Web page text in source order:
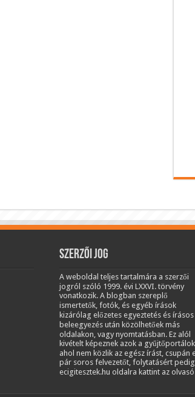
Szerzői jog
A weboldal teljes tartalmára a szerzői
jogról szóló 1999. évi LXXVI. törvény
vonatkozik. A blogban szereplő
ismertetők, fotók, és egyéb írások
kizárólag előzetes egyeztetés és írásos
beleegyezés után közölhetőek más
oldalakon, vagy nyomtatásban. Ez alól
kivételt képeznek azok a
ahol nem közlik az egész írást, csupán
pár soros felvezetőt, folytatásért
ecigitesztek.hu oldalra kattint az